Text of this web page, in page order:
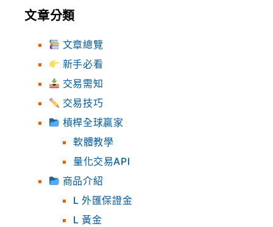
文章分類
文章總覽
新手必看
交易需知
交易技巧
槓桿全球贏家
軟體教學
量化交易API
商品介紹
L 外匯保證金
L 黃金